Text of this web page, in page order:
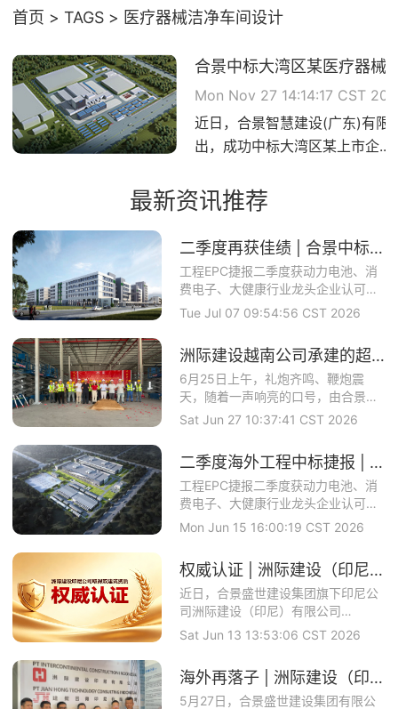
首页 TAGS 医疗器械洁净车间设计
合景中标大湾区某医疗器械
Mon Nov 27 14:14:17 CST
近日，合景智慧建设(广东)有限
出，成功中标大湾区某上市企...
最新资讯推荐
二季度再获佳绩 | 合景中标上市公司博力威锂电（688345）项目
工程EPC捷报二季度获动力电池、消
费电子、大健康行业龙头企业认可合
景智慧建设攻坚...
Tue Jul 07 09:54:56 CST 2026
洲际建设越南公司承建的超大型食品基地正式开工
6月25日上午，礼炮齐鸣、鞭炮震
天，随着一声响亮的口号，由合景盛
世建设集团旗下全...
Sat Jun 27 10:37:41 CST 2026
二季度海外工程中标捷报 | 洲际建设马来公司中标理士国际项目
工程EPC捷报二季度获动力电池、消
费电子、大健康行业龙头企业认可合
景智慧建设攻坚...
Mon Jun 15 16:00:19 CST 2026
权威认证 | 洲际建设（印尼）成功取得印尼政府颁发的工业建筑与钢结构双资质
近日，合景盛世建设集团旗下印尼公
司洲际建设（印尼）有限公司
（PTINTERCON...
Sat Jun 13 13:53:06 CST 2026
海外再落子 | 洲际建设（印度尼西亚）有限公司开业庆典圆满举办
5月27日，合景盛世建设集团有限公